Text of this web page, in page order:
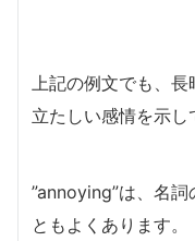
上記の例文でも、
立たしい感情を示し
”annoying”は、名
ともよくあります。